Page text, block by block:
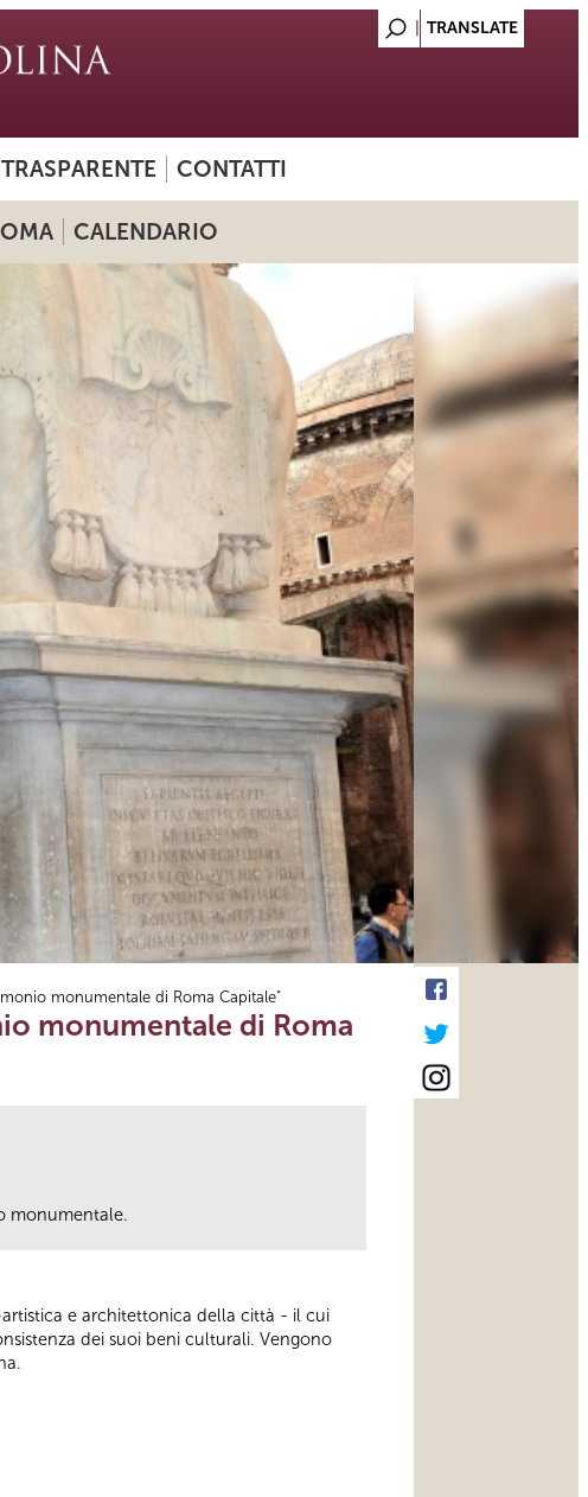
CONTATTI
CALENDARIO
monumentale di Roma Capitale"
monumentale di Roma
monumentale.
e architettonica della città - il cui
dei suoi beni culturali. Vengono